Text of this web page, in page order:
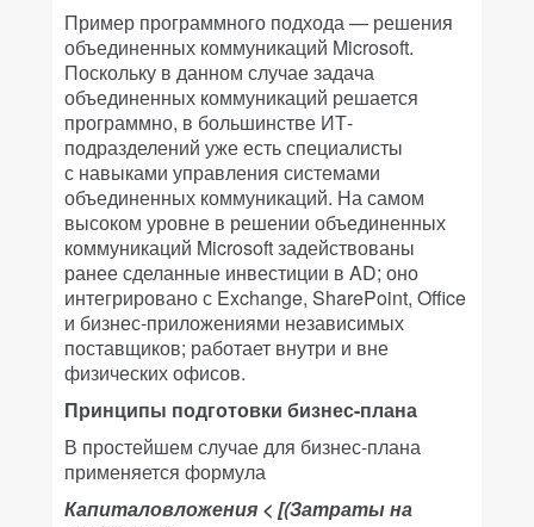
Пример программного подхода — решения
объединенных коммуникаций Microsoft.
Поскольку в данном случае задача
объединенных коммуникаций решается
программно, в большинстве ИТ-
подразделений уже есть специалисты
с навыками управления системами
объединенных коммуникаций. На самом
высоком уровне в решении объединенных
коммуникаций Microsoft задействованы
ранее сделанные инвестиции в AD; оно
интегрировано с Exchange, SharePoint, Office
и бизнес-приложениями независимых
поставщиков; работает внутри и вне
физических офисов.
Принципы подготовки бизнес-плана
В простейшем случае для бизнес-плана
применяется формула
Капиталовложения < [(Затраты на